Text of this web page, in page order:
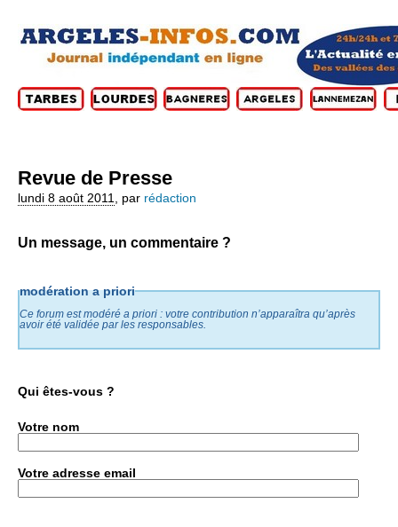
Revue de Presse
lundi 8 août 2011 par rédaction
Un message, un commentaire ?
modération a priori
Ce forum est modéré a priori : votre contribution n’apparaîtra qu’après
avoir été validée par les responsables.
Qui êtes-vous ?
Votre nom
Votre adresse email